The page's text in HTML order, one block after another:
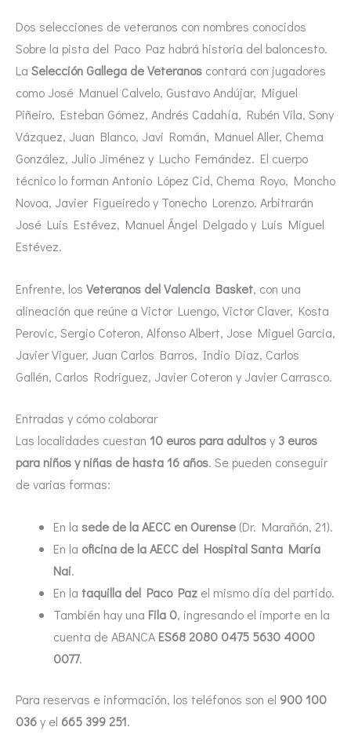
Dos selecciones de veteranos con nombres conocidos
Sobre la pista del Paco Paz habrá historia del baloncesto.
La Selección Gallega de Veteranos contará con jugadores
como José Manuel Calvelo, Gustavo Andújar, Miguel
Piñeiro, Esteban Gómez, Andrés Cadahía, Rubén Vila, Sony
Vázquez, Juan Blanco, Javi Román, Manuel Aller, Chema
González, Julio Jiménez y Lucho Fernández. El cuerpo
técnico lo forman Antonio López Cid, Chema Royo, Moncho
Novoa, Javier Figueiredo y Tonecho Lorenzo. Arbitrarán
José Luis Estévez, Manuel Ángel Delgado y Luis Miguel
Estévez.
Enfrente, los Veteranos del Valencia Basket, con una
alineación que reúne a Victor Luengo, Victor Claver, Kosta
Perovic, Sergio Coteron, Alfonso Albert, Jose Miguel Garcia,
Javier Viguer, Juan Carlos Barros, Indio Diaz, Carlos
Gallén, Carlos Rodriguez, Javier Coteron y Javier Carrasco.
Entradas y cómo colaborar
Las localidades cuestan 10 euros para adultosy 3 euros
para niños y niñas de hasta 16 años. Se pueden conseguir
de varias formas:
En la sede de la AECC en Ourense (Dr. Marañón, 21).
En la oficina de la AECC del Hospital Santa María
Nai.
En la taquilla del Paco Paz el mismo día del partido.
También hay una Fila 0, ingresando el importe en la
cuenta de ABANCA ES68 2080 0475 5630 4000
0077.
Para reservas e información, los teléfonos son el 900 100
036y el 665 399 251.